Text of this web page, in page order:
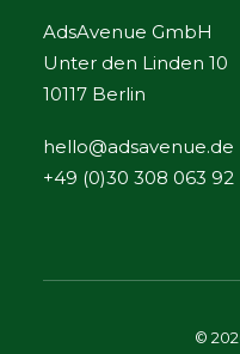
AdsAvenue GmbH
Unter den Linden 10
10117 Berlin
hello@adsavenue.de
+49 (0)30 308 063 92
©